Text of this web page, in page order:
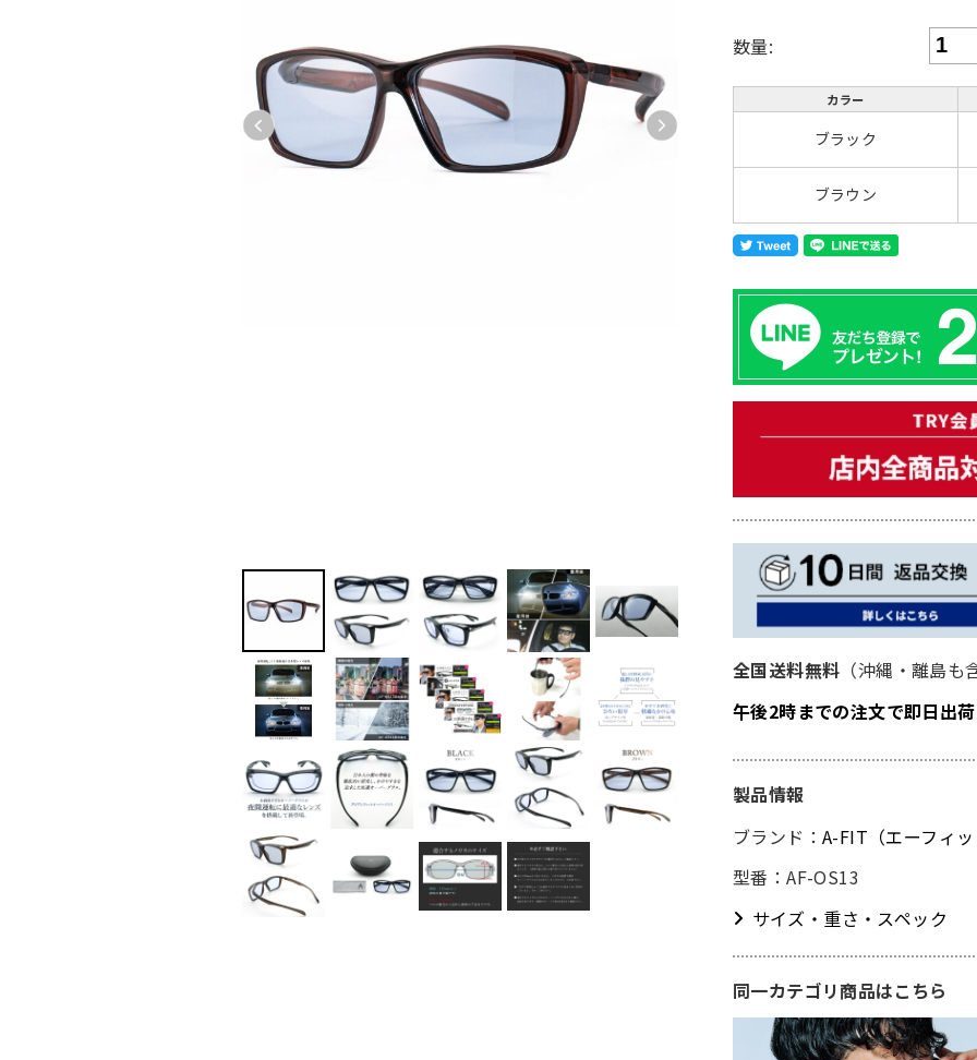
数量:
カラー
ブラック
ブラウン
全国送料無料 （沖縄・離島も
午後2時までの注文で即日出荷
製品情報
ブランド： A-FIT（エーフィ
型番：AF-OS13
サイズ・重さ・スペック
同一カテゴリ商品はこちら